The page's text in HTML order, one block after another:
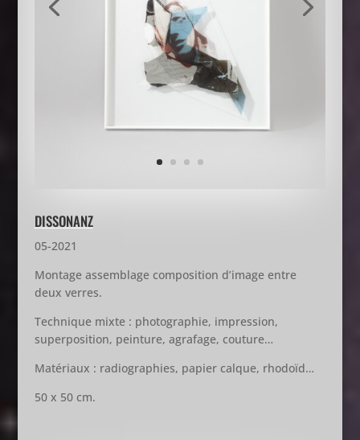
DISSONANZ
05-2021
Montage assemblage composition d’image entre
deux verres.
Technique mixte : photographie, impression,
superposition, peinture, agrafage, couture…
Matériaux : radiographies, papier calque, rhodoïd…
50 x 50 cm.